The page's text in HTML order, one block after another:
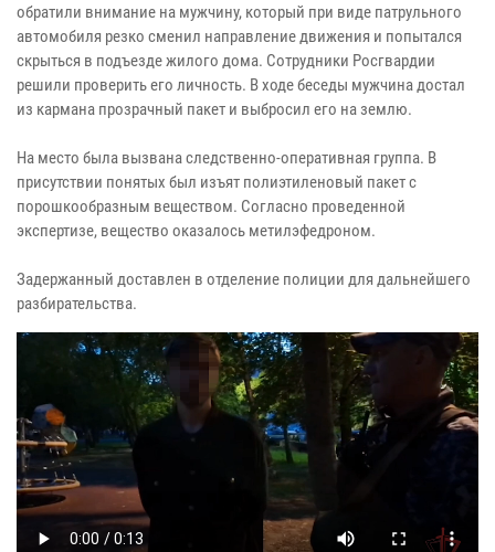
обратили внимание на мужчину, который при виде патрульного
автомобиля резко сменил направление движения и попытался
скрыться в подъезде жилого дома. Сотрудники Росгвардии
решили проверить его личность. В ходе беседы мужчина достал
из кармана прозрачный пакет и выбросил его на землю.
На место была вызвана следственно-оперативная группа. В
присутствии понятых был изъят полиэтиленовый пакет с
порошкообразным веществом. Согласно проведенной
экспертизе, вещество оказалось метилэфедроном.
Задержанный доставлен в отделение полиции для дальнейшего
разбирательства.